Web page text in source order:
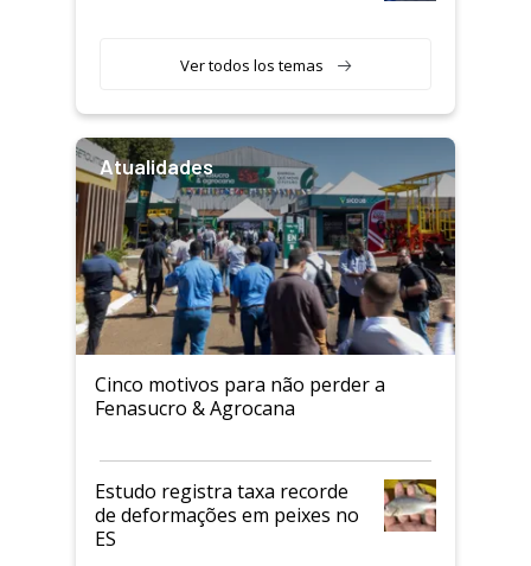
Ver todos los temas
Atualidades
Cinco motivos para não perder a
Fenasucro & Agrocana
Estudo registra taxa recorde
de deformações em peixes no
ES